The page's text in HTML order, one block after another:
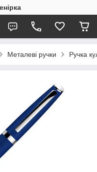
Металеві ручки Ручка